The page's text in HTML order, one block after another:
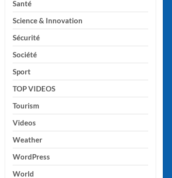
Santé
Science & Innovation
Sécurité
Société
Sport
TOP VIDEOS
Tourism
Videos
Weather
WordPress
World